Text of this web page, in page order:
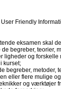
Friendly
eksamen skal
begreber, teorier,
ligheder og
kurset;
begreber, metoder,
eller flere mulige
og værktøjer